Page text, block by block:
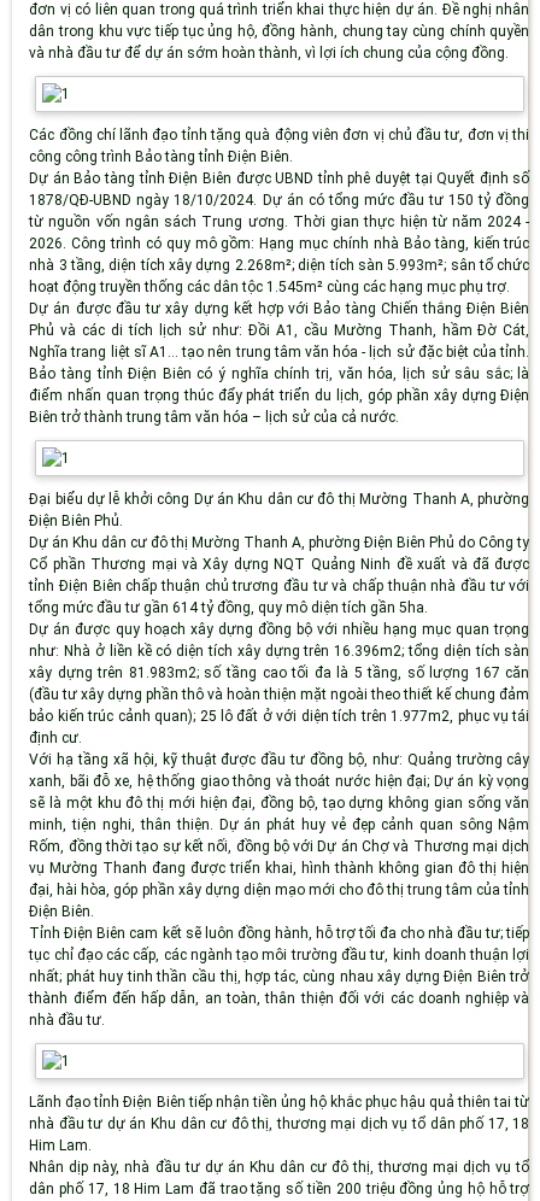
đơn vị có liên quan trong quá trình triển khai thực hiện dự án. Đề nghị nhân
dân trong khu vực tiếp tục ủng hộ, đồng hành, chung tay cùng chính quyền
và nhà đầu tư để dự án sớm hoàn thành, vì lợi ích chung của cộng đồng.
Các đồng chí lãnh đạo tỉnh tặng quà động viên đơn vị chủ đầu tư, đơn vị thi
công công trình Bảo tàng tỉnh Điện Biên.
Dự án Bảo tàng tỉnh Điện Biên được UBND tỉnh phê duyệt tại Quyết định số
1878/QĐ-UBND ngày 18/10/2024. Dự án có tổng mức đầu tư 150 tỷ đồng
từ nguồn vốn ngân sách Trung ương. Thời gian thực hiện từ năm 2024 -
2026. Công trình có quy mô gồm: Hạng mục chính nhà Bảo tàng, kiến trúc
nhà 3 tầng, diện tích xây dựng 2.268m²; diện tích sàn 5.993m²; sân tổ chức
hoạt động truyền thống các dân tộc 1.545m² cùng các hạng mục phụ trợ.
Dự án được đầu tư xây dựng kết hợp với Bảo tàng Chiến thắng Điện Biên
Phủ và các di tích lịch sử như: Đồi A1, cầu Mường Thanh, hầm Đờ Cát,
Nghĩa trang liệt sĩ A1… tạo nên trung tâm văn hóa - lịch sử đặc biệt của tỉnh.
Bảo tàng tỉnh Điện Biên có ý nghĩa chính trị, văn hóa, lịch sử sâu sắc; là
điểm nhấn quan trọng thúc đẩy phát triển du lịch, góp phần xây dựng Điện
Biên trở thành trung tâm văn hóa – lịch sử của cả nước.
Đại biểu dự lễ khởi công Dự án Khu dân cư đô thị Mường Thanh A, phường
Điện Biên Phủ.
Dự án Khu dân cư đô thị Mường Thanh A, phường Điện Biên Phủ do Công ty
Cổ phần Thương mại và Xây dựng NQT Quảng Ninh đề xuất và đã được
tỉnh Điện Biên chấp thuận chủ trương đầu tư và chấp thuận nhà đầu tư với
tổng mức đầu tư gần 614 tỷ đồng, quy mô diện tích gần 5ha.
Dự án được quy hoạch xây dựng đồng bộ với nhiều hạng mục quan trọng
như: Nhà ở liền kề có diện tích xây dựng trên 16.396m2; tổng diện tích sàn
xây dựng trên 81.983m2; số tầng cao tối đa là 5 tầng, số lượng 167 căn
(đầu tư xây dựng phần thô và hoàn thiện mặt ngoài theo thiết kế chung đảm
bảo kiến trúc cảnh quan); 25 lô đất ở với diện tích trên 1.977m2, phục vụ tái
định cư.
Với hạ tầng xã hội, kỹ thuật được đầu tư đồng bộ, như: Quảng trường cây
xanh, bãi đỗ xe, hệ thống giao thông và thoát nước hiện đại; Dự án kỳ vọng
sẽ là một khu đô thị mới hiện đại, đồng bộ, tạo dựng không gian sống văn
minh, tiện nghi, thân thiện. Dự án phát huy vẻ đẹp cảnh quan sông Nậm
Rốm, đồng thời tạo sự kết nối, đồng bộ với Dự án Chợ và Thương mại dịch
vụ Mường Thanh đang được triển khai, hình thành không gian đô thị hiện
đại, hài hòa, góp phần xây dựng diện mạo mới cho đô thị trung tâm của tỉnh
Điện Biên.
Tỉnh Điện Biên cam kết sẽ luôn đồng hành, hỗ trợ tối đa cho nhà đầu tư; tiếp
tục chỉ đạo các cấp, các ngành tạo môi trường đầu tư, kinh doanh thuận lợi
nhất; phát huy tinh thần cầu thị, hợp tác, cùng nhau xây dựng Điện Biên trở
thành điểm đến hấp dẫn, an toàn, thân thiện đối với các doanh nghiệp và
nhà đầu tư.
Lãnh đạo tỉnh Điện Biên tiếp nhận tiền ủng hộ khắc phục hậu quả thiên tai từ
nhà đầu tư dự án Khu dân cư đô thị, thương mại dịch vụ tổ dân phố 17, 18
Him Lam.
Nhân dịp này, nhà đầu tư dự án Khu dân cư đô thị, thương mại dịch vụ tổ
dân phố 17, 18 Him Lam đã trao tặng số tiền 200 triệu đồng ủng hộ hỗ trợ